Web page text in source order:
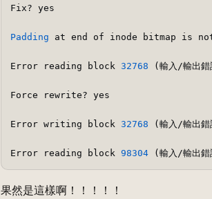
Fix? yes
Padding at end of inode bitmap is
Error reading block 32768 (輸入/輸
Force rewrite? yes
Error writing block 32768 (輸入/輸
Error reading block 98304
果然是這樣啊！！！！！